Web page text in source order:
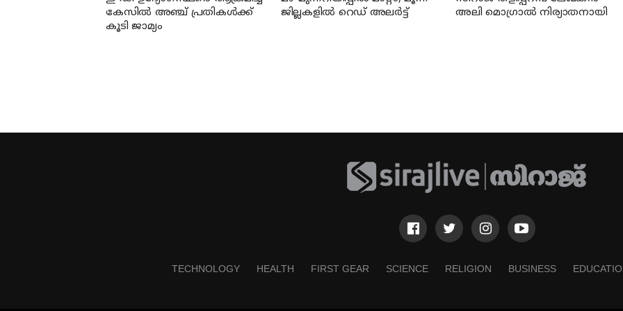
കേസില്‍ അഞ്ച് പ്രതികള്‍ക്ക്
കൂടി ജാമ്യം
ജില്ലകളില്‍ റെഡ് അലര്‍ട്ട്
അലി മൊഗ്രാൽ നിര്യാതനായി
TECHNOLOGY HEALTH FIRST GEAR SCIENCE RELIGION BUSINESS